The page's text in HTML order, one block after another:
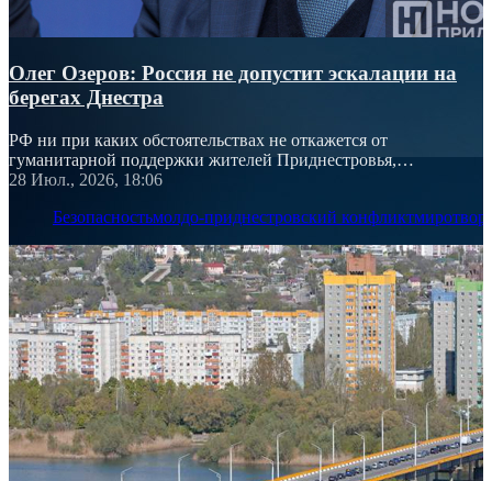
Олег Озеров: Россия не допустит эскалации на
берегах Днестра
РФ ни при каких обстоятельствах не откажется от
гуманитарной поддержки жителей Приднестровья,
подчеркнул посол России
28 Июл., 2026, 18:06
Безопасностьмолдо-приднестровский конфликт